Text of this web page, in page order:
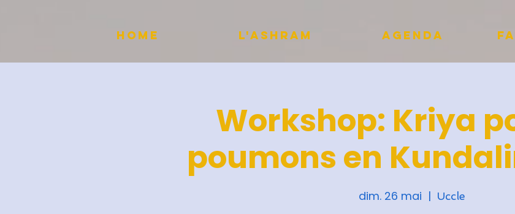
HOME L'Ashram Agenda
Workshop: Kriya
poumons en
dim. 26 mai
  |
Uccle